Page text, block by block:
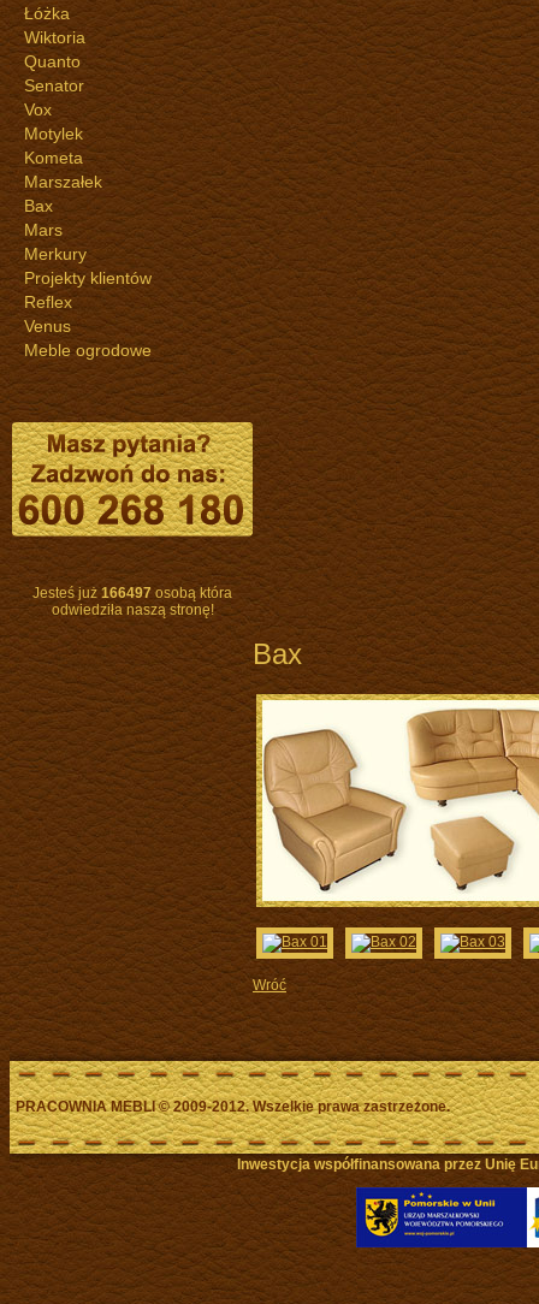
Łóżka
Wiktoria
Quanto
Senator
Vox
Motylek
Kometa
Marszałek
Bax
Mars
Merkury
Projekty klientów
Reflex
Venus
Meble ogrodowe
Jesteś już 166497 osobą która
odwiedziła naszą stronę!
Bax
Wróć
PRACOWNIA MEBLI©2009-2012. Wszelkie prawa zastrzeżone.
Inwestycja współfinansowana przez Unię